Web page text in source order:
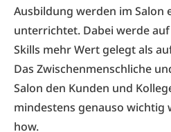
Ausbildung werden im Salon
unterrichtet. Dabei werde
Skills mehr Wert gelegt als
Das Zwischenmenschliche
Salon den Kunden und
mindestens genauso wichtig
how.